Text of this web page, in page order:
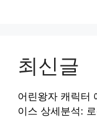
최신글
어린왕자 캐릭터
이스 상세분석: